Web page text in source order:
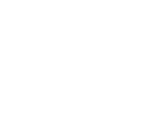
entre amis.